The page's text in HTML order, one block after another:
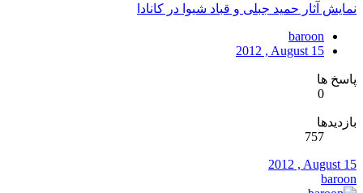
نمایش آثار حمید جبلی و قباد شیوا در کانادا
baroon
2012 , August 15
پاسخ ها
0
بازدیدها
757
2012 , August 15
baroon